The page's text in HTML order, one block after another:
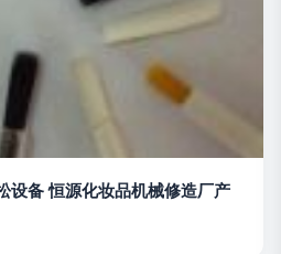
设备 恒源化妆品机械修造厂产